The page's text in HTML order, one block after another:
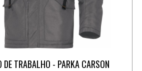
DE TRABALHO - PARKA CARSON